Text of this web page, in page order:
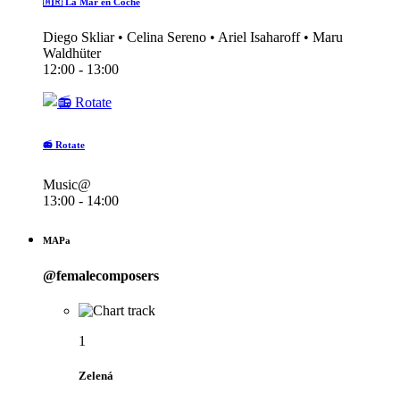
Diego Skliar • Celina Sereno • Ariel Isaharoff • Maru
Waldhüter
12:00 - 13:00
📻 Rotate
Music@
13:00 - 14:00
MAPa
@femalecomposers
1
Zelená